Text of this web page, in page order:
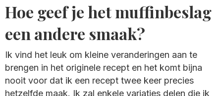
Hoe geef je het muffinbeslag
een andere smaak?
Ik vind het leuk om kleine veranderingen aan te
brengen in het originele recept en het komt bijna
nooit voor dat ik een recept twee keer precies
hetzelfde maak. Ik zal enkele variaties delen die ik